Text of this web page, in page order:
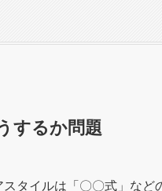
するか問題
タイルは「〇〇式」な